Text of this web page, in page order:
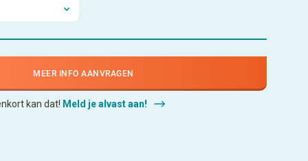
MEER INFO AANVRAGEN
kan dat! Meld je alvast aan!